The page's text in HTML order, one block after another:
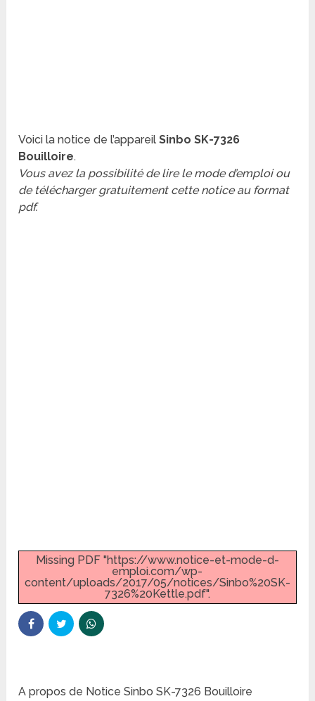
Voici la notice de l’appareilSinbo SK-7326
Bouilloire.
Vous avez la possibilité de lire le mode d’emploi ou
de télécharger gratuitement cette notice au format
pdf.
Missing PDF "https://www.notice-et-mode-d-
emploi.com/wp-
content/uploads/2017/05/notices/Sinbo%20SK-
7326%20Kettle.pdf".
A propos de Notice Sinbo SK-7326 Bouilloire